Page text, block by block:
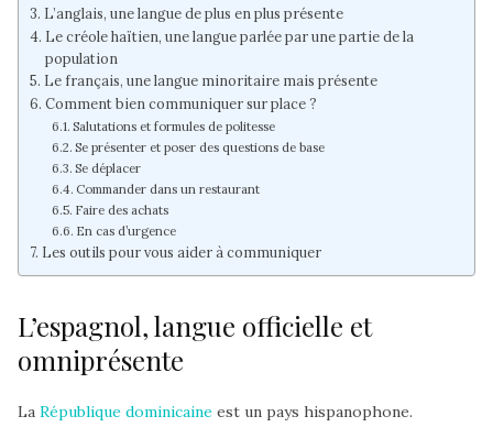
L’anglais, une langue de plus en plus présente
Le créole haïtien, une langue parlée par une partie de la
population
Le français, une langue minoritaire mais présente
Comment bien communiquer sur place ?
Salutations et formules de politesse
Se présenter et poser des questions de base
Se déplacer
Commander dans un restaurant
Faire des achats
En cas d’urgence
Les outils pour vous aider à communiquer
L’espagnol, langue officielle et
omniprésente
La République dominicaine est un pays hispanophone.